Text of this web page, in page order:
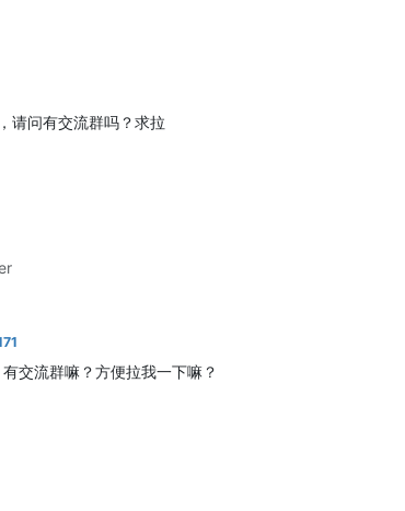
请问有交流群吗？求拉
交流群嘛？方便拉我一下嘛？